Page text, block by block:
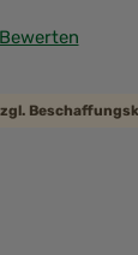
von
Bewerten